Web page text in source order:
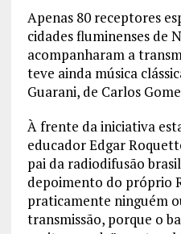
Apenas 80 receptores
cidades fluminenses de
acompanharam a
teve ainda música
Guarani, de Carlos
À frente da iniciativa
educador Edgar
pai da radiodifusão
depoimento do próprio
praticamente ninguém
transmissão, porque o